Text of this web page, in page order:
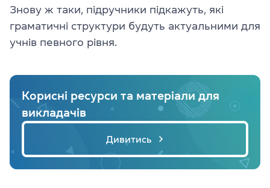
Знову ж таки, підручники підкажуть, які
граматичні структури будуть актуальними для
учнів певного рівня.
Корисні ресурси та матеріали для
викладачів
Дивитись